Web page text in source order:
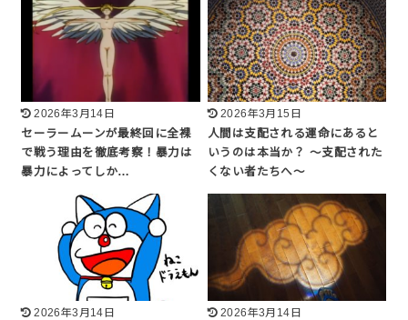
2026年3月14日
セーラームーンが最終回に全裸
で戦う理由を徹底考察！暴力は
暴力によってしか…
2026年3月15日
人間は支配される運命にあると
いうのは本当か？ 〜支配された
くない者たちへ〜
2026年3月14日
2026年3月14日